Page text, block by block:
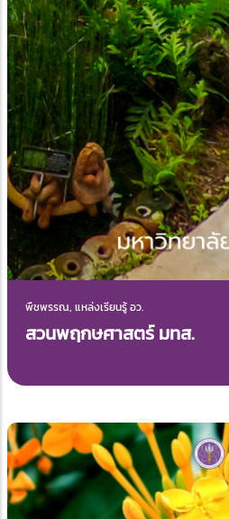
พืชพรรณ, แหล่งเรียนรู้ อว.
สวนพฤกษศาสตร์ มทส.